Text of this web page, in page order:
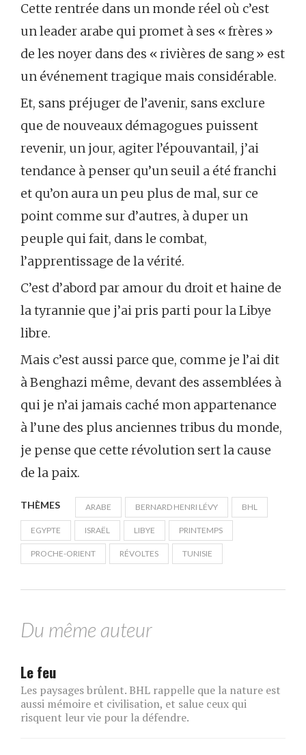
Cette rentrée dans un monde réel où c’est
un leader arabe qui promet à ses « frères »
de les noyer dans des « rivières de sang » est
un événement tragique mais considérable.
Et, sans préjuger de l’avenir, sans exclure
que de nouveaux démagogues puissent
revenir, un jour, agiter l’épouvantail, j’ai
tendance à penser qu’un seuil a été franchi
et qu’on aura un peu plus de mal, sur ce
point comme sur d’autres, à duper un
peuple qui fait, dans le combat,
l’apprentissage de la vérité.
C’est d’abord par amour du droit et haine de
la tyrannie que j’ai pris parti pour la Libye
libre.
Mais c’est aussi parce que, comme je l’ai dit
à Benghazi même, devant des assemblées à
qui je n’ai jamais caché mon appartenance
à l’une des plus anciennes tribus du monde,
je pense que cette révolution sert la cause
de la paix.
THÈMES ARABE BERNARD HENRI LÉVY BHL
EGYPTE ISRAËL LIBYE PRINTEMPS
PROCHE-ORIENT RÉVOLTES TUNISIE
Du même auteur
Le feu
Les paysages brûlent. BHL rappelle que la nature est
aussi mémoire et civilisation, et salue ceux qui
risquent leur vie pour la défendre.